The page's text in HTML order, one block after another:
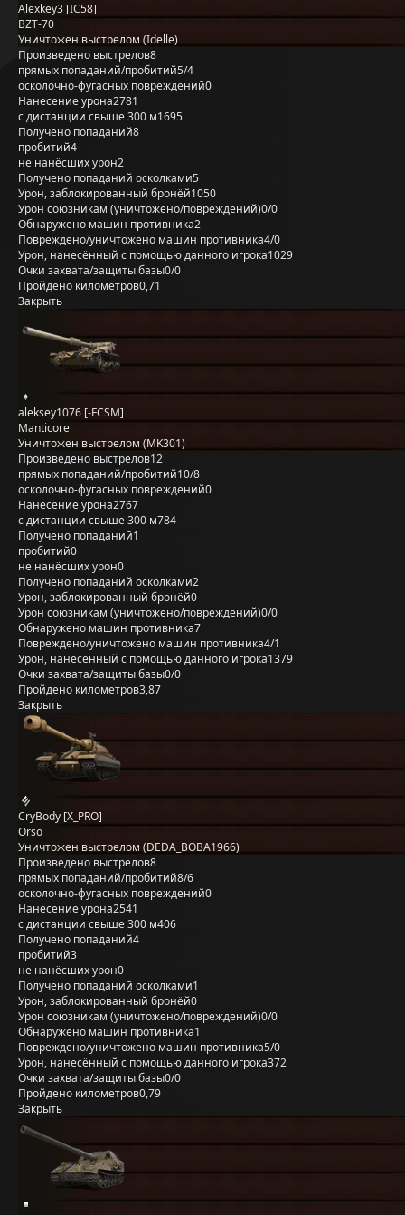
Alexkey3 [IC58]
BZT-70
Уничтожен выстрелом (Idelle)
Произведено выстрелов8
прямых попаданий/пробитий5/4
осколочно-фугасных повреждений0
Нанесение урона2781
с дистанции свыше 300 м1695
Получено попаданий8
пробитий4
не нанёсших урон2
Получено попаданий осколками5
Урон, заблокированный бронёй1050
Урон союзникам (уничтожено/повреждений)0/0
Обнаружено машин противника2
Повреждено/уничтожено машин противника4/0
Урон, нанесённый с помощью данного игрока1029
Очки захвата/защиты базы0/0
Пройдено километров0,71
Закрыть
aleksey1076 [-FCSM]
Manticore
Уничтожен выстрелом (MK301)
Произведено выстрелов12
прямых попаданий/пробитий10/8
осколочно-фугасных повреждений0
Нанесение урона2767
с дистанции свыше 300 м784
Получено попаданий1
пробитий0
не нанёсших урон0
Получено попаданий осколками2
Урон, заблокированный бронёй0
Урон союзникам (уничтожено/повреждений)0/0
Обнаружено машин противника7
Повреждено/уничтожено машин противника4/1
Урон, нанесённый с помощью данного игрока1379
Очки захвата/защиты базы0/0
Пройдено километров3,87
Закрыть
CryBody [X_PRO]
Orso
Уничтожен выстрелом (DEDA_BOBA1966)
Произведено выстрелов8
прямых попаданий/пробитий8/6
осколочно-фугасных повреждений0
Нанесение урона2541
с дистанции свыше 300 м406
Получено попаданий4
пробитий3
не нанёсших урон0
Получено попаданий осколками1
Урон, заблокированный бронёй0
Урон союзникам (уничтожено/повреждений)0/0
Обнаружено машин противника1
Повреждено/уничтожено машин противника5/0
Урон, нанесённый с помощью данного игрока372
Очки захвата/защиты базы0/0
Пройдено километров0,79
Закрыть